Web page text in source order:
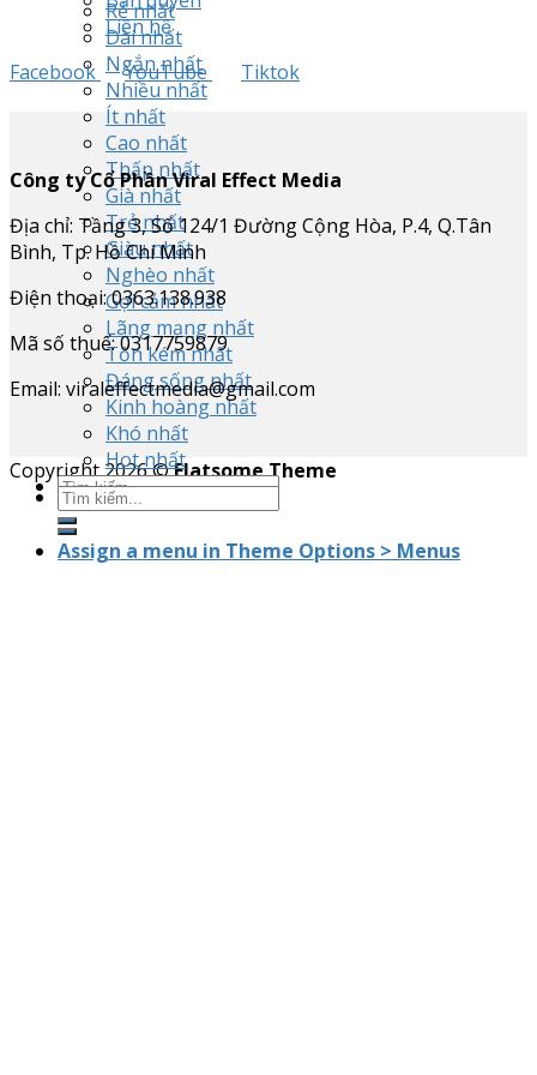
Rẻ nhất
Dài nhất
Ngắn nhất
Nhiều nhất
Ít nhất
Cao nhất
Thấp nhất
Già nhất
Trẻ nhất
Giàu nhất
Nghèo nhất
Gợi cảm nhất
Lãng mạng nhất
Tốn kém nhất
Đáng sống nhất
Kinh hoàng nhất
Khó nhất
Hot nhất
Liên hệ
Facebook
YouTube Tiktok
Công ty Cổ Phần Viral Effect Media
Địa chỉ: Tầng 3, Số 124/1 Đường Cộng Hòa, P.4, Q.Tân
Bình, Tp. Hồ Chí Minh
Điện thoại: 0363.138.938
Mã số thuế: 0317759879
Email: viraleffectmedia@gmail.com
Copyright 2026 ©Flatsome Theme
Assign a menu in Theme Options > Menus